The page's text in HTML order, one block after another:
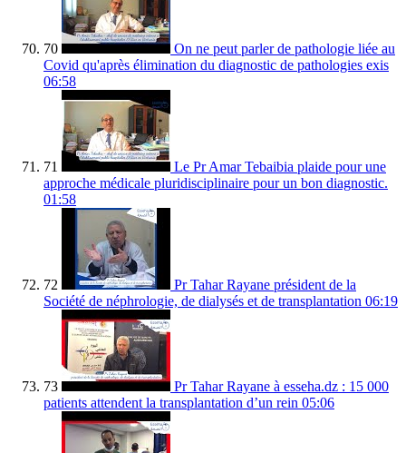
70
On ne peut parler de pathologie liée au
Covid qu'après élimination du diagnostic de pathologies exis
06:58
71
Le Pr Amar Tebaibia plaide pour une
approche médicale pluridisciplinaire pour un bon diagnostic.
01:58
72
Pr Tahar Rayane président de la
Société de néphrologie, de dialysés et de transplantation 06:19
73
Pr Tahar Rayane à esseha.dz : 15 000
patients attendent la transplantation d’un rein 05:06